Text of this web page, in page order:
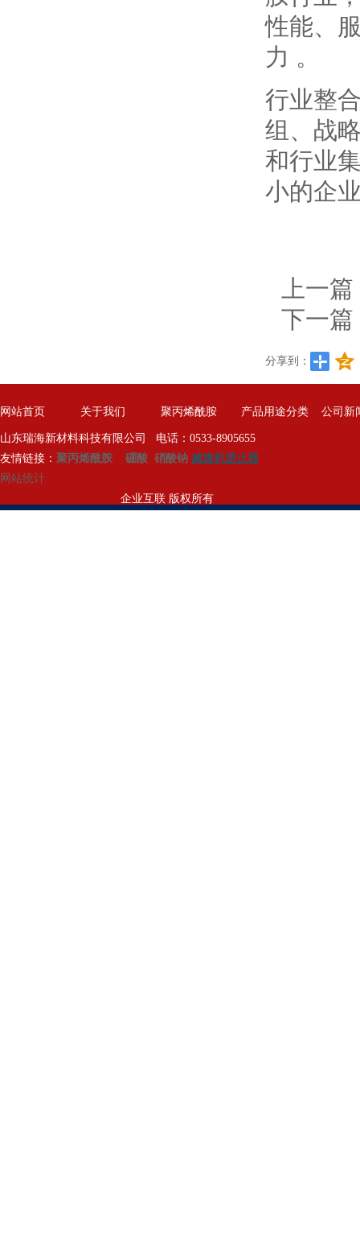
性能、
力 。
行业整
组、战
和行业
小的企
上一
下一篇
分享到：
网站首页 关于我们 聚丙烯酰胺 产品用途分类 公司新
山东瑞海新材料科技有限公司 电话：0533-8905655
友情链接： 聚丙烯酰胺 硼酸 硝酸钠 减速机逆止器
网站统计
企业互联 版权所有